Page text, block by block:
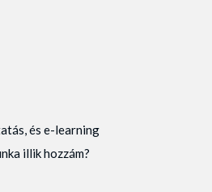
és e-learning
illik hozzám?